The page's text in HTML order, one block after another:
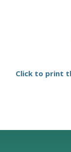
Click to print